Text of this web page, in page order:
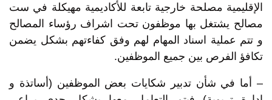
الإقليمية مصلحة خارجية تابعة للأكاديمية مهيكلة في ست
مصالح يشتغل بها موظفون تحت اشراف رؤساء المصالح
و تتم عملية اسناد المهام لهم وفق كفاءتهم بشكل يضمن
تكافؤ الفرص بين جميع الموظفين.
– أما في شأن تدبير شكايات بعض الموظفين (أساتذة و